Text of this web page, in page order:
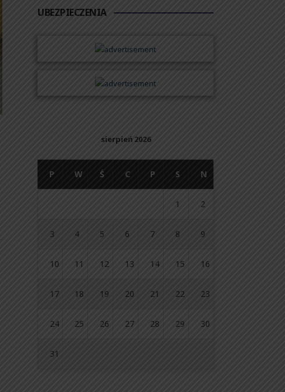
UBEZPIECZENIA
sierpień 2026
P W Ś C P S N
1 2
3 4 5 6 7 8 9
10 11 12 13 14 15 16
17 18 19 20 21 22 23
24 25 26 27 28 29 30
31